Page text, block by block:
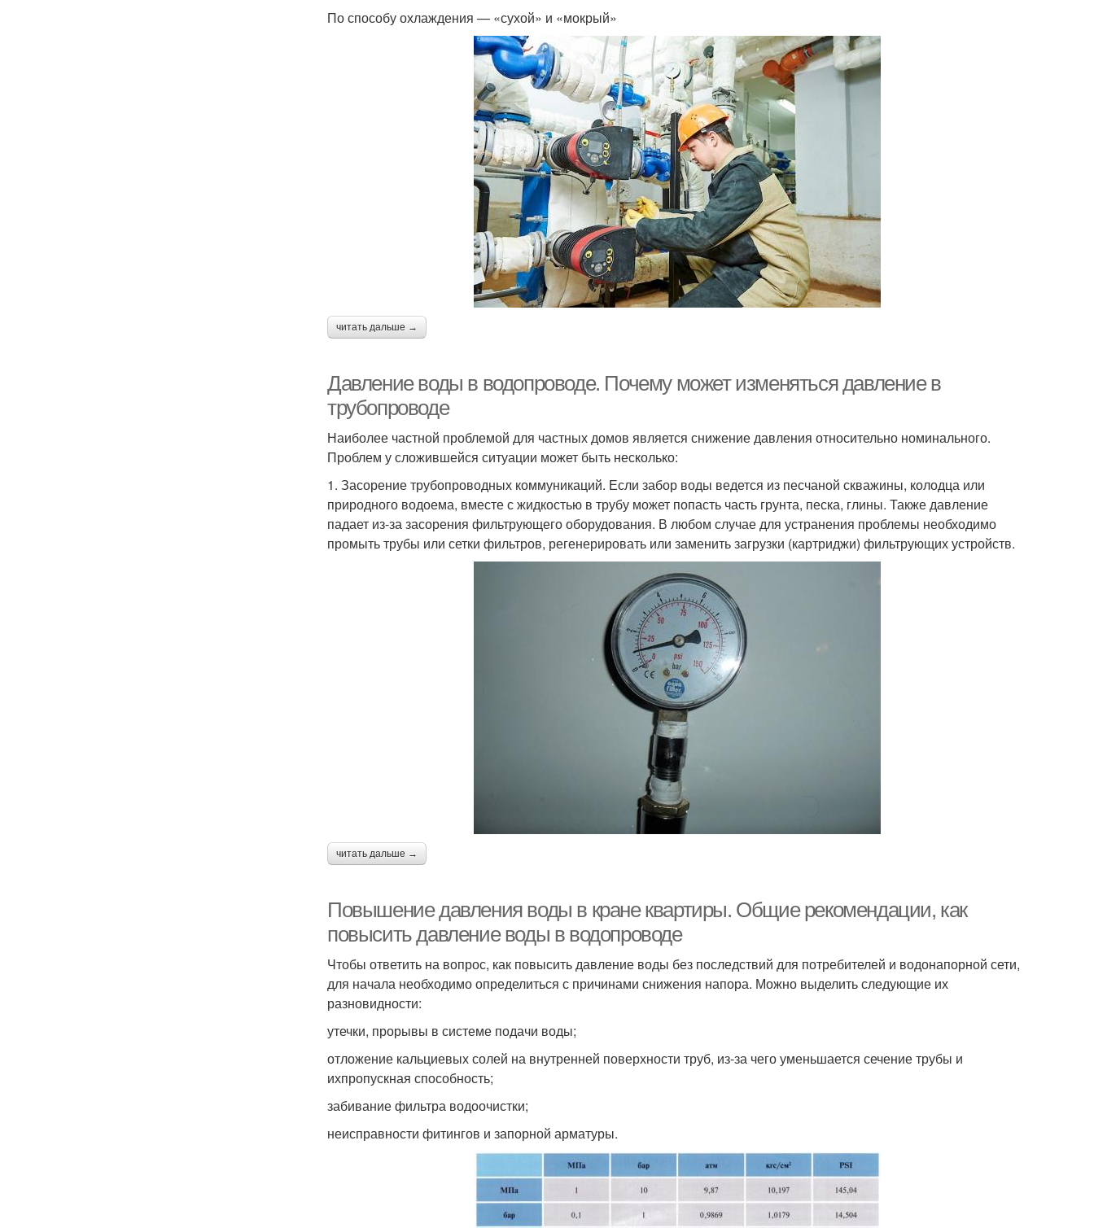
По способу охлаждения — «сухой» и «мокрый»
читать дальше →
Давление воды в водопроводе. Почему может изменяться давление в
трубопроводе
Наиболее частной проблемой для частных домов является снижение давления относительно номинального.
Проблем у сложившейся ситуации может быть несколько:
1. Засорение трубопроводных коммуникаций. Если забор воды ведется из песчаной скважины, колодца или
природного водоема, вместе с жидкостью в трубу может попасть часть грунта, песка, глины. Также давление
падает из-за засорения фильтрующего оборудования. В любом случае для устранения проблемы необходимо
промыть трубы или сетки фильтров, регенерировать или заменить загрузки (картриджи) фильтрующих устройств.
читать дальше →
Повышение давления воды в кране квартиры. Общие рекомендации, как
повысить давление воды в водопроводе
Чтобы ответить на вопрос, как повысить давление воды без последствий для потребителей и водонапорной сети,
для начала необходимо определиться с причинами снижения напора. Можно выделить следующие их
разновидности:
утечки, прорывы в системе подачи воды;
отложение кальциевых солей на внутренней поверхности труб, из-за чего уменьшается сечение трубы и
ихпропускная способность;
забивание фильтра водоочистки;
неисправности фитингов и запорной арматуры.